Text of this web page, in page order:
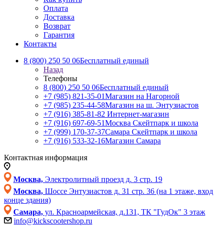
Оплата
Доставка
Возврат
Гарантия
Контакты
8 (800) 250 50 06Бесплатный единый
Назад
Телефоны
8 (800) 250 50 06Бесплатный единый
+7 (985) 821-35-01Магазин на Нагорной
+7 (985) 235-44-58Магазин на ш. Энтузиастов
+7 (916) 385-81-82 Интернет-магазин
+7 (916) 697-69-51Москва Скейтпарк и школа
+7 (999) 170-37-37Самара Скейтпарк и школа
+7 (916) 533-32-16Магазин Самара
Контактная информация
Москва, Электролитный проезд д. 3 стр. 19
Москва, Шоссе Энтузиастов д. 31 стр. 36 (на 1 этаже, вход
конце здания)
Самара, ул. Красноармейская, д.131, ТК "ГудОк" 3 этаж
info@kickscootershop.ru